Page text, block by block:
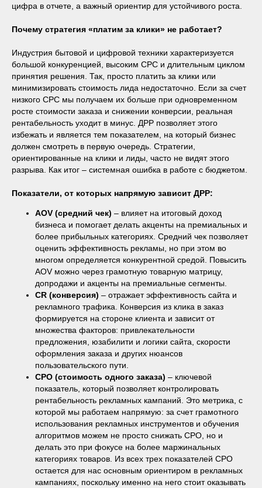
цифра в отчете, а важный ориентир для устойчивого роста.
Почему стратегия «платим за клики» не работает?
Индустрия бытовой и цифровой техники характеризуется
большой конкуренцией, высоким СРС и длительным циклом
принятия решения. Так, просто платить за клики или
минимизировать стоимость лида недостаточно. Если за счет
низкого CPC мы получаем их больше при одновременном
росте стоимости заказа и снижении конверсии, реальная
рентабельность уходит в минус. ДРР позволяет этого
избежать и является тем показателем, на который бизнес
должен смотреть в первую очередь. Стратегии,
ориентированные на клики и лиды, часто не видят этого
разрыва. Как итог – системная ошибка в работе с бюджетом.
Показатели, от которых напрямую зависит ДРР:
AOV (средний чек) – влияет на итоговый доход
бизнеса и помогает делать акценты на премиальных и
более прибыльных категориях. Средний чек позволяет
оценить эффективность рекламы, но при этом во
многом определяется конкурентной средой. Повысить
AOV можно через грамотную товарную матрицу,
допродажи и акценты на премиальные сегменты.
CR (конверсия) – отражает эффективность сайта и
рекламного трафика. Конверсия из клика в заказ
формируется на стороне клиента и зависит от
множества факторов: привлекательности
предложения, юзабилити и логики сайта, скорости
оформления заказа и других нюансов
пользовательского пути.
CPO (стоимость одного заказа) – ключевой
показатель, который позволяет контролировать
рентабельность рекламных кампаний. Это метрика, с
которой мы работаем напрямую: за счет грамотного
использования рекламных инструментов и обучения
алгоритмов можем не просто снижать CPO, но и
делать это при фокусе на более маржинальных
категориях товаров. Из всех трех показателей CPO
остается для нас основным ориентиром в рекламных
кампаниях, поскольку именно на него стоит оказывать